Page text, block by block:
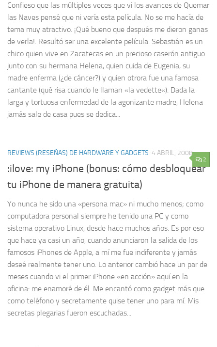
Confieso que las múltiples veces que vi los avances de Quemar
las Naves pensé que ni vería esta película. No se me hacía de
tema muy atractivo. ¡Qué bueno que después me dieron ganas
de verla!. Resultó ser una excelente película. Sebastián es un
chico quien vive en Zacatecas en un precioso caserón antiguo
junto con su hermana Helena, quien cuida de Eugenia, su
madre enferma (¿de cáncer?) y quien otrora fue una famosa
cantante (qué risa cuando le llaman «la vedette«). Dada la
larga y tortuosa enfermedad de la agonizante madre, Helena
jamás sale de casa pues se dedica...
2
REVIEWS (RESEÑAS) DE HARDWARE Y GADGETS 4 ABRIL, 2008
:ilove: my iPhone (bonus: cómo desbloquear
tu iPhone de manera gratuita)
Yo nunca he sido una «persona mac» ni mucho menos; como
computadora personal siempre he tenido una PC y como
sistema operativo Linux, desde hace muchos años. Es por eso
que hace ya casi un año, cuando anunciaron la salida de los
famosos iPhones de Apple, a mí me fue indiferente y jamás
deseé realmente tener uno. Lo anterior cambió hace un par de
meses cuando vi el primer iPhone «en acción» aquí en la
oficina: me enamoré de él. Me encantó como gadget más que
como teléfono y secretamente quise tener uno para mí. Mis
secretas plegarias fueron escuchadas...